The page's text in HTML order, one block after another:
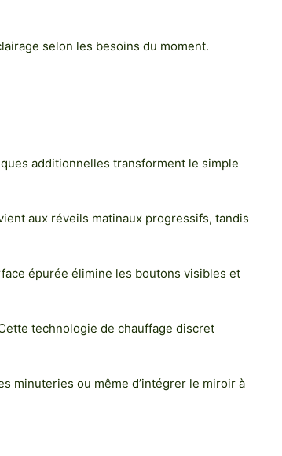
selon les besoins du moment.
additionnelles transforment le simple
aux réveils matinaux progressifs, tandis
épurée élimine les boutons visibles et
technologie de chauffage discret
minuteries ou même d’intégrer le miroir à